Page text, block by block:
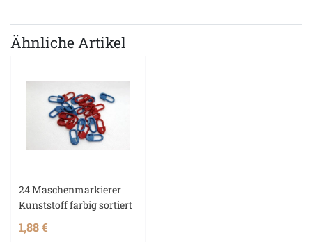
Ähnliche Artikel
24 Maschenmarkierer
Kunststoff farbig sortiert
1,88 €